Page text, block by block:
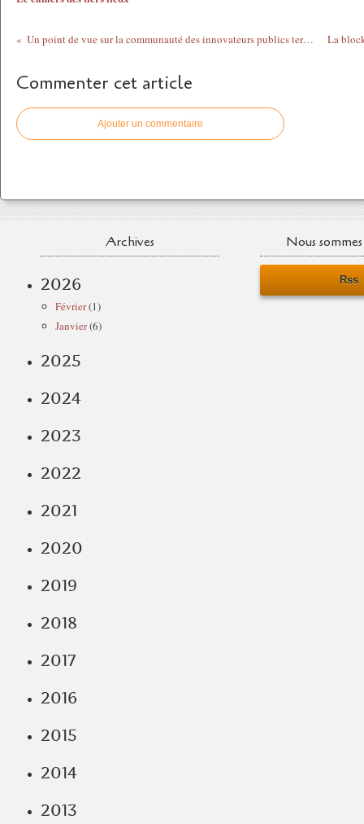
Un point de vue sur la communauté des innovateurs publics territoriaux
Commenter cet article
Ajouter un commentaire
Archives
2026
Février(1)
Janvier(6)
2025
2024
2023
2022
2021
2020
2019
2018
2017
2016
2015
2014
2013
Nous
Rss